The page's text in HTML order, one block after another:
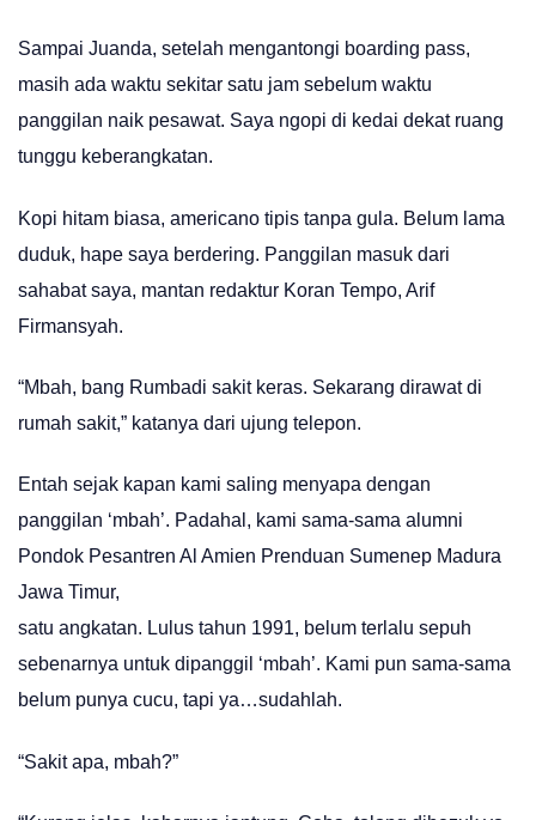
Sampai Juanda, setelah mengantongi boarding pass,
masih ada waktu sekitar satu jam sebelum waktu
panggilan naik pesawat. Saya ngopi di kedai dekat ruang
tunggu keberangkatan.
Kopi hitam biasa, americano tipis tanpa gula. Belum lama
duduk, hape saya berdering. Panggilan masuk dari
sahabat saya, mantan redaktur Koran Tempo, Arif
Firmansyah.
“Mbah, bang Rumbadi sakit keras. Sekarang dirawat di
rumah sakit,” katanya dari ujung telepon.
Entah sejak kapan kami saling menyapa dengan
panggilan ‘mbah’. Padahal, kami sama-sama alumni
Pondok Pesantren Al Amien Prenduan Sumenep Madura
Jawa Timur,
satu angkatan. Lulus tahun 1991, belum terlalu sepuh
sebenarnya untuk dipanggil ‘mbah’. Kami pun sama-sama
belum punya cucu, tapi ya…sudahlah.
“Sakit apa, mbah?”